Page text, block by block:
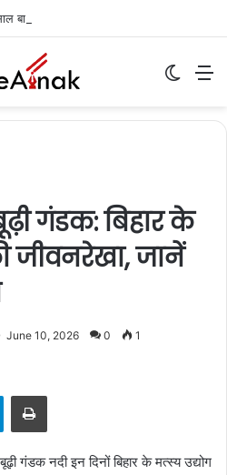
बाद मुजफ्फरपुर से मुख्य आरोपी गिरफ्तार
गंडक: बिहार के
जीवनरेखा, जानें
June 10, 2026 0 1
Telegram
गंडक नदी इन दिनों बिहार के मत्स्य उद्योग